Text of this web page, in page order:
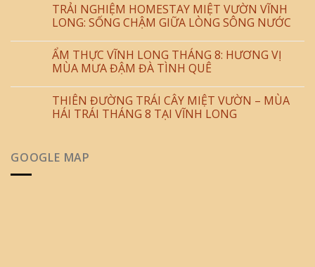
TRẢI NGHIỆM HOMESTAY MIỆT VƯỜN VĨNH
LONG: SỐNG CHẬM GIỮA LÒNG SÔNG NƯỚC
ẨM THỰC VĨNH LONG THÁNG 8: HƯƠNG VỊ
MÙA MƯA ĐẬM ĐÀ TÌNH QUÊ
THIÊN ĐƯỜNG TRÁI CÂY MIỆT VƯỜN – MÙA
HÁI TRÁI THÁNG 8 TẠI VĨNH LONG
GOOGLE MAP